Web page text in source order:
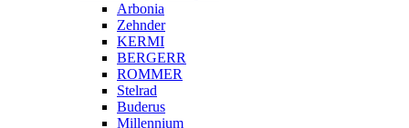
Arbonia
Zehnder
KERMI
BERGERR
ROMMER
Stelrad
Buderus
Millennium